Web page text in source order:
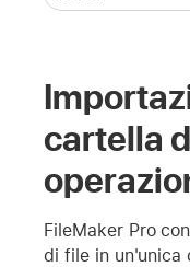
cartella
FileMaker Pro
di file in un'unica